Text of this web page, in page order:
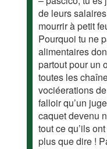
de leurs
mourrir à petit
Pourquoi tu ne
alimentaires
partout pour un
toutes les
vociéerations
falloir qu’un
caquet devenu
tout ce qu’ils
plus que dire !